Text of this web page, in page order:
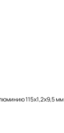
115х1,2х9,5 мм